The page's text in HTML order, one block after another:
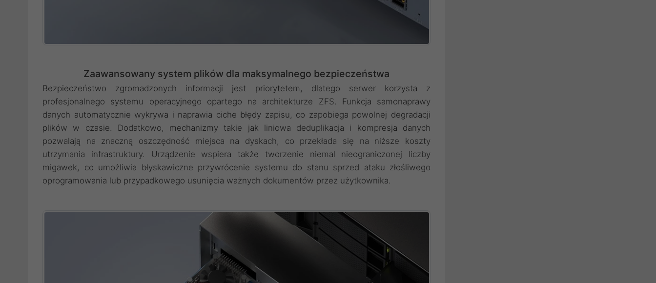
Zaawansowany system plików dla maksymalnego bezpieczeństwa
Bezpieczeństwo zgromadzonych informacji jest priorytetem, dlatego serwer korzysta z
profesjonalnego systemu operacyjnego opartego na architekturze ZFS. Funkcja samonaprawy
danych automatycznie wykrywa i naprawia ciche błędy zapisu, co zapobiega powolnej degradacji
plików w czasie. Dodatkowo, mechanizmy takie jak liniowa deduplikacja i kompresja danych
pozwalają na znaczną oszczędność miejsca na dyskach, co przekłada się na niższe koszty
utrzymania infrastruktury. Urządzenie wspiera także tworzenie niemal nieograniczonej liczby
migawek, co umożliwia błyskawiczne przywrócenie systemu do stanu sprzed ataku złośliwego
oprogramowania lub przypadkowego usunięcia ważnych dokumentów przez użytkownika.